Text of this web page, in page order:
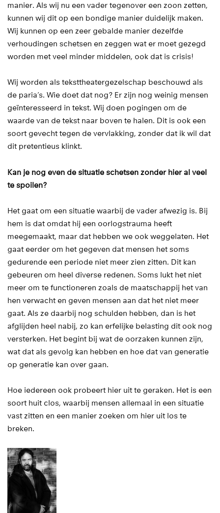
manier. Als wij nu een vader tegenover een zoon zetten,
kunnen wij dit op een bondige manier duidelijk maken.
Wij kunnen op een zeer gebalde manier dezelfde
verhoudingen schetsen en zeggen wat er moet gezegd
worden met veel minder middelen, ook dat is crisis!
Wij worden als teksttheatergezelschap beschouwd als
de paria’s. Wie doet dat nog? Er zijn nog weinig mensen
geïnteresseerd in tekst. Wij doen pogingen om de
waarde van de tekst naar boven te halen. Dit is ook een
soort gevecht tegen de vervlakking, zonder dat ik wil dat
dit pretentieus klinkt.
Kan je nog even de situatie schetsen zonder hier al veel
te spoilen?
Het gaat om een situatie waarbij de vader afwezig is. Bij
hem is dat omdat hij een oorlogstrauma heeft
meegemaakt, maar dat hebben we ook weggelaten. Het
gaat eerder om het gegeven dat mensen het soms
gedurende een periode niet meer zien zitten. Dit kan
gebeuren om heel diverse redenen. Soms lukt het niet
meer om te functioneren zoals de maatschappij het van
hen verwacht en geven mensen aan dat het niet meer
gaat. Als ze daarbij nog schulden hebben, dan is het
afglijden heel nabij, zo kan erfelijke belasting dit ook nog
versterken. Het begint bij wat de oorzaken kunnen zijn,
wat dat als gevolg kan hebben en hoe dat van generatie
op generatie kan over gaan.
Hoe iedereen ook probeert hier uit te geraken. Het is een
soort huit clos, waarbij mensen allemaal in een situatie
vast zitten en een manier zoeken om hier uit los te
breken.